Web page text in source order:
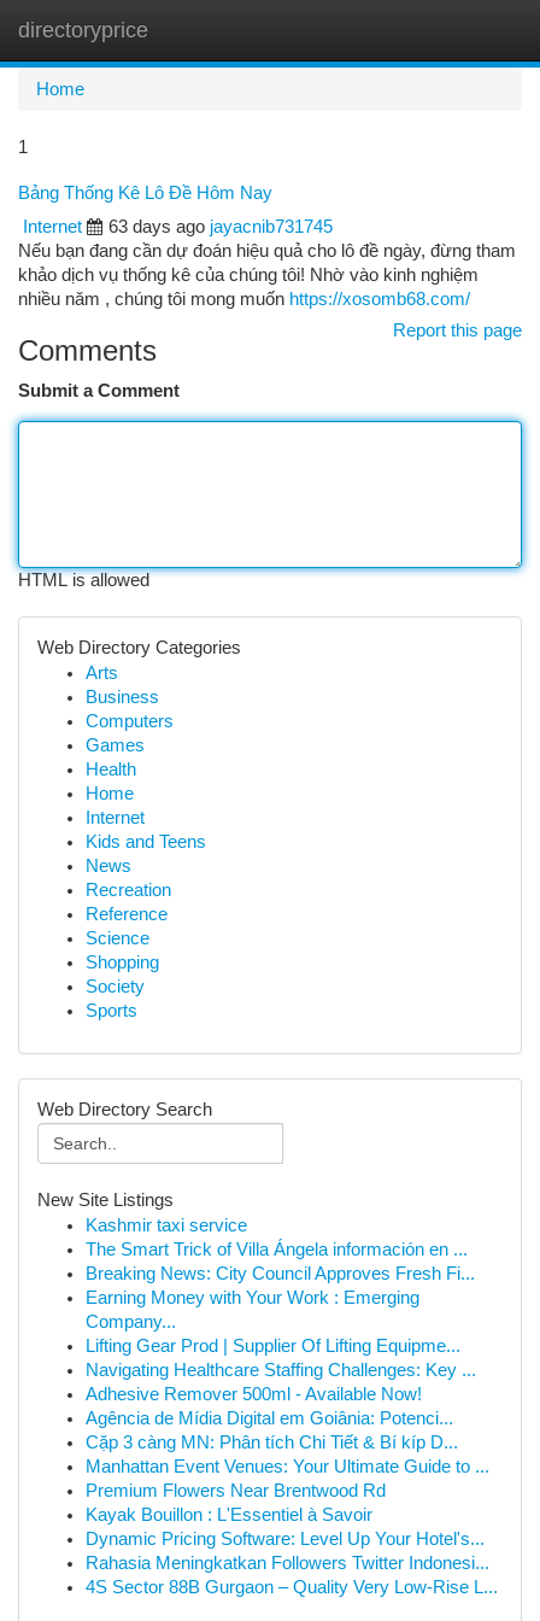
directoryprice
Home
1
Bảng Thống Kê Lô Đề Hôm Nay
Internet
63 days ago jayacnib731745
Nếu bạn đang cần dự đoán hiệu quả cho lô đề ngày, đừng tham
khảo dịch vụ thống kê của chúng tôi! Nhờ vào kinh nghiệm
nhiều năm , chúng tôi mong muốn https://xosomb68.com/
Report this page
Comments
Submit a Comment
HTML is allowed
Web Directory Categories
Arts
Business
Computers
Games
Health
Home
Internet
Kids and Teens
News
Recreation
Reference
Science
Shopping
Society
Sports
Web Directory Search
New Site Listings
Kashmir taxi service
The Smart Trick of Villa Ángela información en ...
Breaking News: City Council Approves Fresh Fi...
Earning Money with Your Work : Emerging
Company...
Lifting Gear Prod | Supplier Of Lifting Equipme...
Navigating Healthcare Staffing Challenges: Key ...
Adhesive Remover 500ml - Available Now!
Agência de Mídia Digital em Goiânia: Potenci...
Cặp 3 càng MN: Phân tích Chi Tiết & Bí kíp D...
Manhattan Event Venues: Your Ultimate Guide to ...
Premium Flowers Near Brentwood Rd
Kayak Bouillon : L'Essentiel à Savoir
Dynamic Pricing Software: Level Up Your Hotel's...
Rahasia Meningkatkan Followers Twitter Indonesi...
4S Sector 88B Gurgaon – Quality Very Low-Rise L...